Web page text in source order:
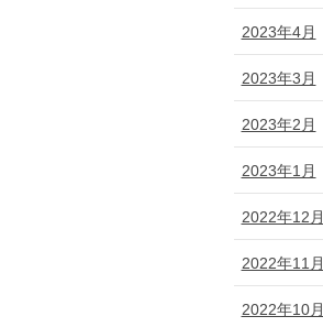
2023年4月
2023年3月
2023年2月
2023年1月
2022年12月
2022年11月
2022年10月